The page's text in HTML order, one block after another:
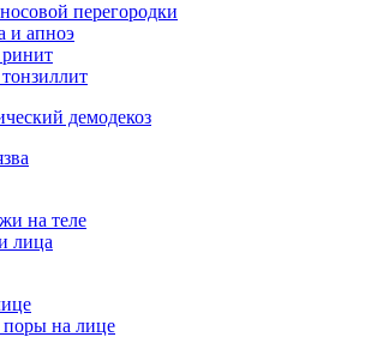
перегородки
и апноэ
демодекоз
на теле
лица
на лице